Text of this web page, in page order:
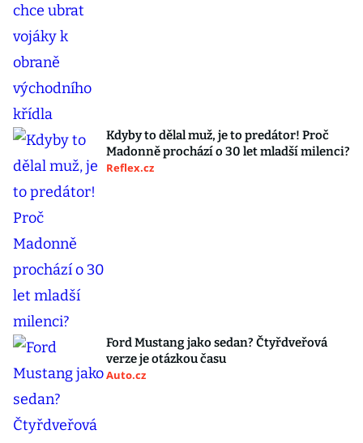
Kdyby to dělal muž, je to predátor! Proč
Madonně prochází o 30 let mladší milenci?
Reflex.cz
Ford Mustang jako sedan? Čtyřdveřová
verze je otázkou času
Auto.cz